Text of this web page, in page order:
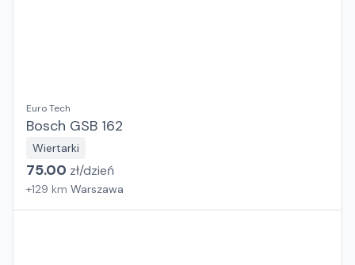
Euro Tech
Bosch GSB 162
Wiertarki
75.00 zł/dzień
+129 km Warszawa